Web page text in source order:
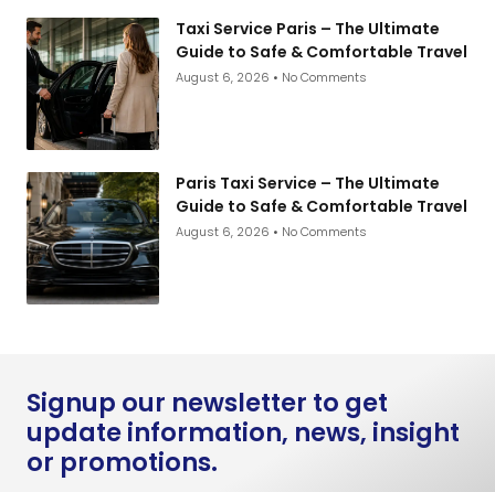
Taxi Service Paris – The Ultimate
Guide to Safe & Comfortable Travel
August 6, 2026 No Comments
Paris Taxi Service – The Ultimate
Guide to Safe & Comfortable Travel
August 6, 2026 No Comments
Signup our newsletter to get
update information, news, insight
or promotions.